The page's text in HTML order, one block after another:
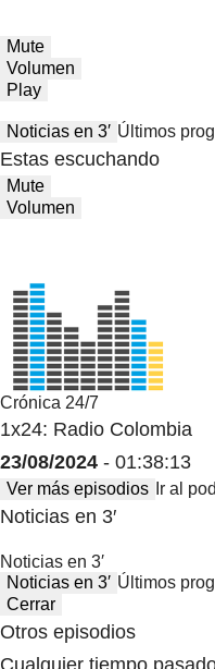
Mute
Volumen
Play
Noticias en 3′ Últimos
Estas escuchando
Mute
Volumen
Crónica 24/7
1x24: Radio Colombia
23/08/2024 - 01:38:13
Ver más episodios Ir al
Noticias en 3′
Noticias en 3′
Noticias en 3′ Últimos
Cerrar
Otros episodios